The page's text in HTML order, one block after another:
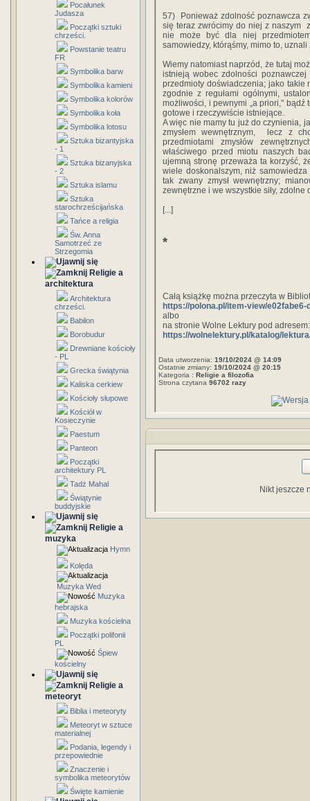
Pocałunek
Judasza
Początki sztuki
chrześci.
Powstanie teatru
FR
Symbolika barw
Symbolika kamieni
Symbolika kolorów
Symbolika koła
Symbolika lotosu
Sztuka bizantyjska
- 1
Sztuka bizanyjska
- 2
Sztuka islamu
Sztuka
starochrześcijańska
Tańce a religia
Św. Anna
Samotrzeć ze
Strzegomia
Religie a
architektura
Architektura
chrześci.
Babilon
Borobudur
Drewniane kościoły
- PL
Grecka świątynia
Kaliska cerkiew
Kościoły słupowe
Kościół w
Kosieczynie
Paestum
Panteon
Początki
architektury PL
Tadż Mahal
Świątynie
buddyjskie
Religie a
muzyka
Hymn
Kolęda
Muzyka Wed
Muzyka
hebrajska
Muzyka kościelna
Początki polifonii
PL
Śpiew
kościelny
Religie a
meteoryt
Biblia i meteoryty
Meteoryt w sztuce
materialnej
Podania, legendy i
przepowiednie
Znaczenie i
symbolika meteorytów
Święte kamienie
57)‎ ‎ ‎Ponieważ‎ ‎zdolność‎ ‎poznawcza‎
‎się teraz‎ ‎zwrócimy‎ ‎do‎ ‎niej‎ ‎z‎ ‎naszym‎
‎nie‎ ‎może‎ ‎być dla‎ ‎niej‎
samowiedzy,‎ ‎którąśmy,‎ ‎mimo‎ ‎to,‎
Wiemy‎ ‎natomiast‎ ‎naprzód,‎ ‎że‎ ‎tutaj‎
‎istnieją‎ ‎wobec‎ ‎zdolności‎
‎przedmioty‎ ‎doświadczenia;‎ ‎jako‎
‎zgodnie‎ ‎z‎ ‎regułami‎ ‎ogólnymi,
‎możliwości,‎ ‎i‎ ‎pewnymi‎ ‎„a‎ ‎priori,"‎
‎gotowe‎ ‎i‎ ‎rzeczywiście‎ ‎istniejące.‎ ‎
A‎ ‎więc‎ ‎nie‎ ‎mamy‎ ‎tu już‎ ‎do‎ ‎czynienia,‎
‎zmysłem‎ ‎wewnętrznym, ‎ ‎lecz z‎
przedmiotami‎ ‎zmysłów‎
‎właściwego‎ ‎przed miotu‎ ‎naszych‎
‎ujemną‎ ‎stronę‎ ‎przeważa‎ ‎ta‎ ‎korzyść,‎
‎wiele‎ ‎doskonalszym,‎ ‎niż‎
‎tak zwany‎ ‎zmysł‎ ‎wewnętrzny;‎
‎zewnętrzne‎ ‎i‎ ‎we wszystkie‎ ‎siły,‎ ‎zdolne‎
[...]
*
Całą książkę można przeczyta w
https://polona.pl/item-view/
albo
na stronie Wolne Lektury pod adresem:
https://wolnelektury.pl/katalog/
Data utworzenia: 19/10/2024 @ 14:09
Ostatnie zmiany: 19/10/2024 @ 20:15
Kategoria : Religie a filozofia
Strona czytana 96702 razy
Nikt jeszcze